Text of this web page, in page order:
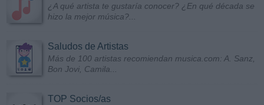
¿A qué artista te gustaría conocer? ¿En qué década se
hizo la mejor música?...
Saludos de Artistas
Más de 100 artistas recomiendan musica.com: A. Sanz,
Bon Jovi, Camila...
TOP Socios/as